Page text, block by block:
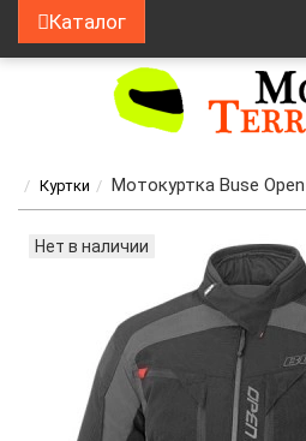
Каталог
Куртки Мотокуртка Buse
Нет в наличии